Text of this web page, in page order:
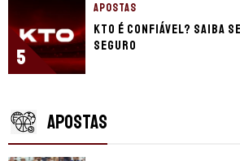
5
APOSTAS
KTO é confiável? Saiba
seguro
APOSTAS